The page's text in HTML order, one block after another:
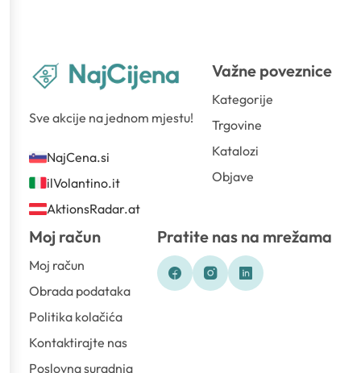
Sve akcije na jednom mjestu!
NajCena.si
ilVolantino.it
AktionsRadar.at
Važne poveznice
Kategorije
Trgovine
Katalozi
Objave
Moj račun
Moj račun
Obrada podataka
Politika kolačića
Kontaktirajte nas
Poslovna suradnja
Pratite nas na mrežama